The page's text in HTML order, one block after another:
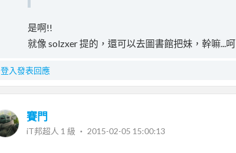
是啊!!
就像 solzxer 提的，還可以去圖書館把妹，幹嘛...呵
登入發表回應
賽門
iT邦超人 1 級 ‧ 2015-02-05 15:00:13